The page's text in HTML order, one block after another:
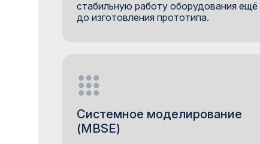
стабильную работу оборудования ещё
до изготовления прототипа.
Системное моделирование
(MBSE)